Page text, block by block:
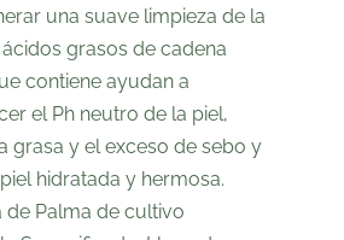
una suave limpieza de la
ácidos grasos de cadena
contiene ayudan a
el Ph neutro de la piel,
grasa y el exceso de sebo y
hidratada y hermosa.
de Palma de cultivo